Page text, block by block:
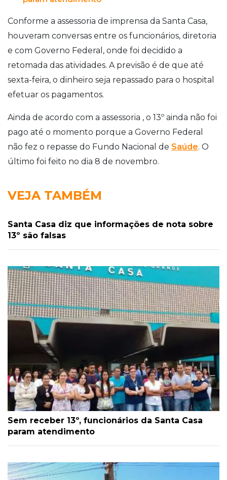
Conforme a assessoria de imprensa da Santa Casa,
houveram conversas entre os funcionários, diretoria
e com Governo Federal, onde foi decidido a
retomada das atividades. A previsão é de que até
sexta-feira, o dinheiro seja repassado para o hospital
efetuar os pagamentos.
Ainda de acordo com a assessoria , o 13º ainda não foi
pago até o momento porque a Governo Federal
não fez o repasse do Fundo Nacional de Saúde. O
último foi feito no dia 8 de novembro.
VEJA TAMBÉM
Santa Casa diz que informações de nota sobre
13º são falsas
Sem receber 13º, funcionários da Santa Casa
param atendimento